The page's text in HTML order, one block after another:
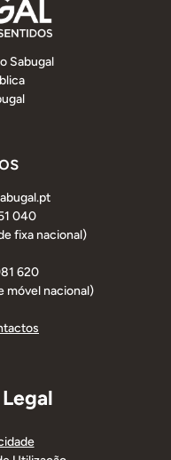
Sabugal
040
fixa nacional)
620
móvel nacional)